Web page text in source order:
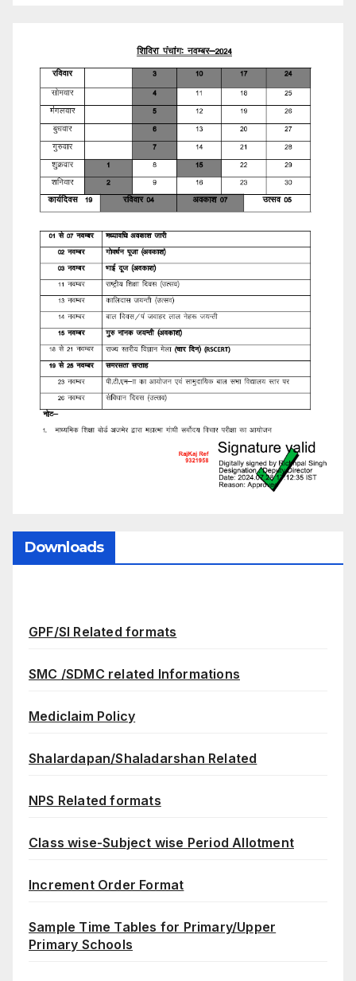
Downloads
GPF/SI Related formats
SMC /SDMC related Informations
Mediclaim Policy
Shalardapan/Shaladarshan Related
NPS Related formats
Class wise-Subject wise Period Allotment
Increment Order Format
Sample Time Tables for Primary/Upper
Primary Schools